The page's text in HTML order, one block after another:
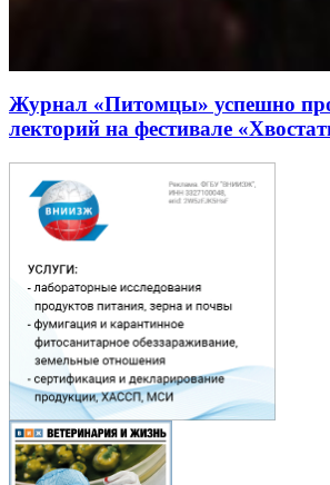
Журнал «Питомцы» успешно
лекторий на фестивале